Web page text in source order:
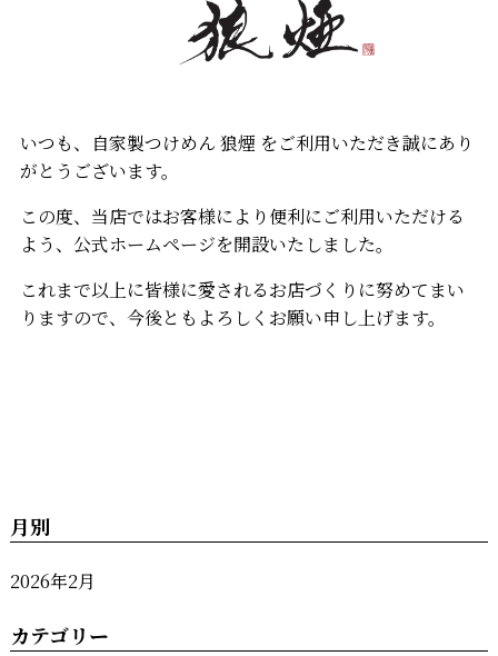
いつも、自家製つけめん 狼煙 をご利用いただき誠にあり
がとうございます。
この度、当店ではお客様により便利にご利用いただける
よう、公式ホームページを開設いたしました。
これまで以上に皆様に愛されるお店づくりに努めてまい
りますので、今後ともよろしくお願い申し上げます。
月別
2026年2月
カテゴリー